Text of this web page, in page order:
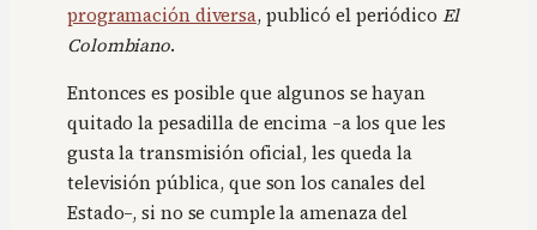
programación diversa, publicó el periódico El
Colombiano.
Entonces es posible que algunos se hayan
quitado la pesadilla de encima –a los que les
gusta la transmisión oficial, les queda la
televisión pública, que son los canales del
Estado–, si no se cumple la amenaza del